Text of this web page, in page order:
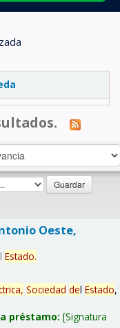
Oeste,
l Estado.
Sociedad del Estado,
préstamo: Signatura